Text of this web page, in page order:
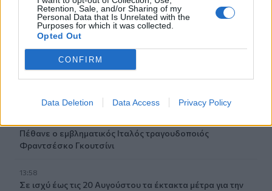
Retention, Sale, and/or Sharing of my
Personal Data that Is Unrelated with the
Purposes for which it was collected.
Opted Out
CONFIRM
Data Deletion Data Access Privacy Policy
Σχεδόν 16.000 ξένοι στρατιώτες πολεμούν στην
Ουκρανία
14:10
Caravel: Η νέα πολυτέλεια βρίσκεται στις εμπειρίες που
Πέθανε ο εμβληματικός Ιταλός τραγουδοποιός
Φραντσέσκο Γκουτσίνι
13:58
Σε ισχύ έως τις 20 Αυγούστου τα έκτακτα μέτρα για την